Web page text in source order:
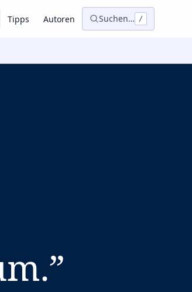
Tipps Autoren Suchen… /
”